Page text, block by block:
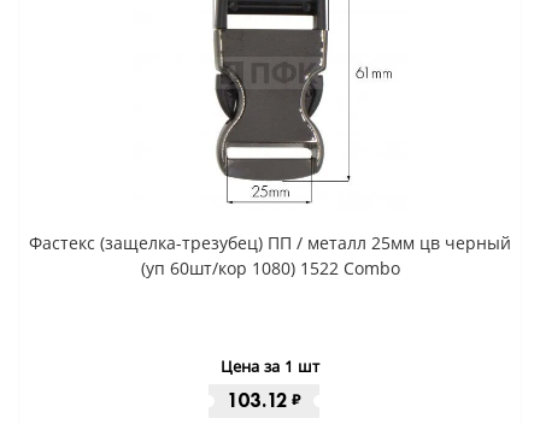
Фастекс (защелка-трезубец) ПП / металл 25мм цв черный
(уп 60шт/кор 1080) 1522 Combo
Цена за 1 шт
103.12 ₽